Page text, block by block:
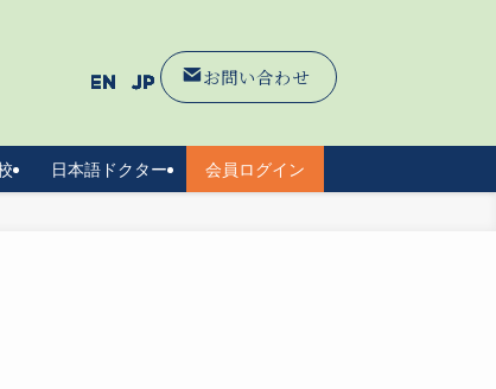
日本語ドクター 会員ログイン
お問い合わせ